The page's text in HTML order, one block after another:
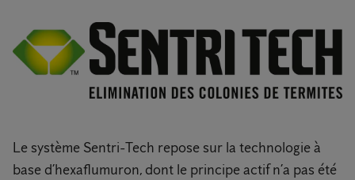
Le système Sentri-Tech repose sur la technologie à
base d’hexaflumuron, dont le principe actif n’a pas été